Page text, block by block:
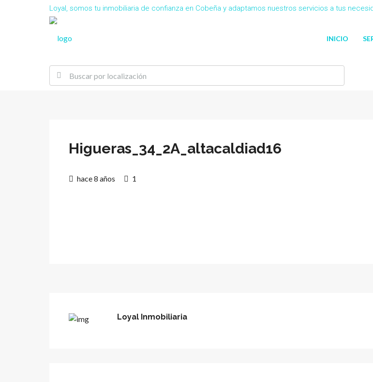
Loyal, somos tu inmobiliaria de confianza en Cobeña y adaptamos nuestros servicios a tus
INICIO
Higueras_34_2A_altacaldiad16
hace 8 años 1
Loyal Inmobiliaria